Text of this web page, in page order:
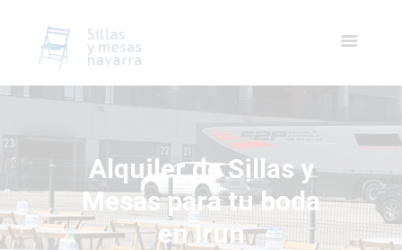
Alquiler de Sillas y
Mesas para tu boda
en Irun